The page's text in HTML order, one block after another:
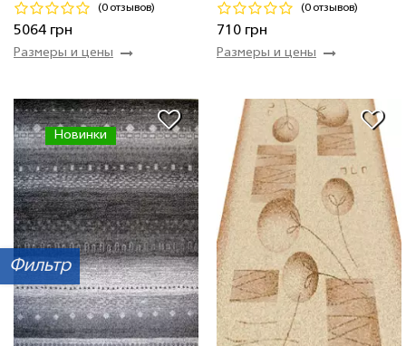
Фильтр
(0 отзывов)
5064 грн
Размеры и цены
(0 отзывов)
710 грн
Размеры и цены
Новинки